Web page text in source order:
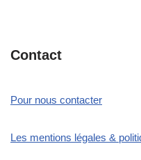
Contact
Pour nous contacter
Les mentions légales &